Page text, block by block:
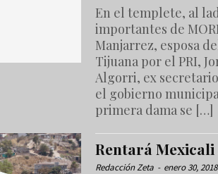
En el templete, al
importantes de
Manjarrez, esposa
Tijuana por el PRI,
Algorri, ex
el gobierno
primera dama se […]
Rentará Mexicali
Redacción Zeta - enero 30, 2018